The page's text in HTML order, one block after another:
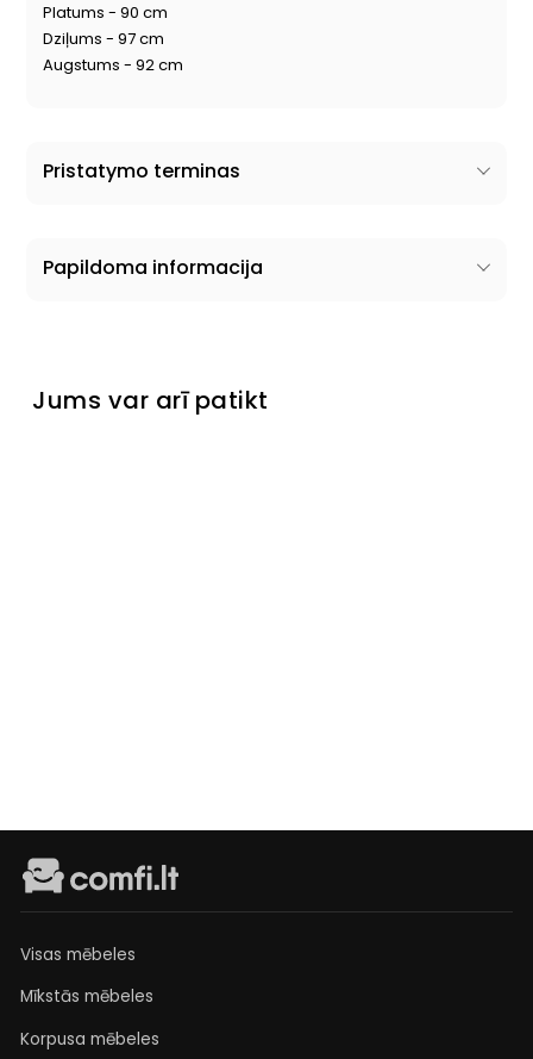
Platums - 90 cm
Dziļums - 97 cm
Augstums - 92 cm
Pristatymo terminas
Papildoma informacija
Jums var arī patikt
Visas mēbeles
Mīkstās mēbeles
Korpusa mēbeles